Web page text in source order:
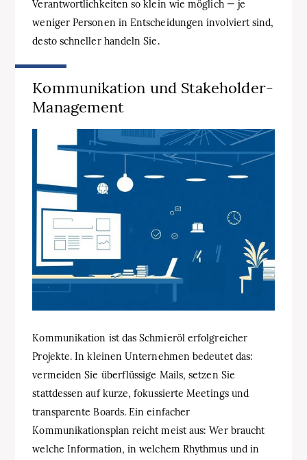
Verantwortlichkeiten so klein wie möglich — je
weniger Personen in Entscheidungen involviert sind,
desto schneller handeln Sie.
Kommunikation und Stakeholder-
Management
Kommunikation ist das Schmieröl erfolgreicher
Projekte. In kleinen Unternehmen bedeutet das:
vermeiden Sie überflüssige Mails, setzen Sie
stattdessen auf kurze, fokussierte Meetings und
transparente Boards. Ein einfacher
Kommunikationsplan reicht meist aus: Wer braucht
welche Information, in welchem Rhythmus und in